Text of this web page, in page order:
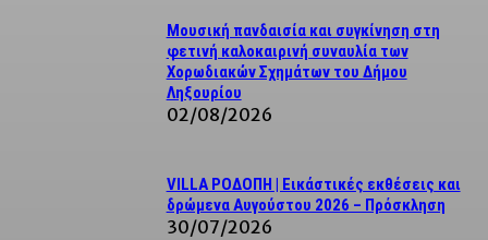
Μουσική πανδαισία και συγκίνηση στη
φετινή καλοκαιρινή συναυλία των
Χορωδιακών Σχημάτων του Δήμου
Ληξουρίου
02/08/2026
VILLA ΡΟΔΟΠΗ | Εικάστικές εκθέσεις και
δρώμενα Αυγούστου 2026 – Πρόσκληση
30/07/2026